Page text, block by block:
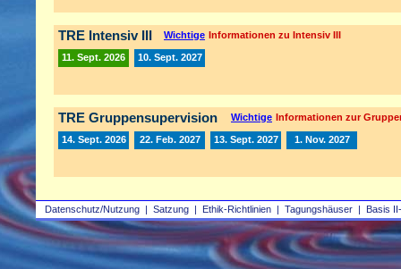
Datenschutz/Nutzung | Satzung | Ethik-Richtlinien | Tagungshäuser | Basis
TRE Intensiv III Wichtige Informationen zu Intensiv III
11. Sept. 2026 10. Sept. 2027
TRE Gruppensupervision Wichtige Informationen zur
14. Sept. 2026 22. Feb. 2027 13. Sept. 2027 1. Nov. 2027